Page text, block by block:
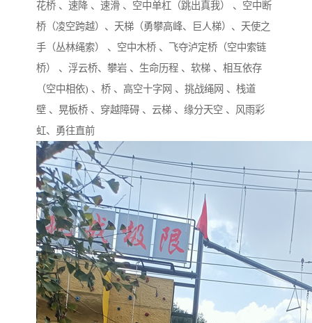
花桥 、速降 、速滑 、空中单杠（跳出真我） 、空中断
桥（凌空跨越）、天梯（勇攀高峰、巨人梯）、天使之
手（丛林绳索） 、空中木桥 、飞夺泸定桥（空中索链
桥） 、浮云桥、攀岩 、生命历程 、软梯 、相互依存
（空中相依) 、桥 、高空十字网 、挑战绳网 、栈道
壁 、晃板桥 、穿越障碍 、云梯 、缘分天空 、风雨彩
虹、勇往直前